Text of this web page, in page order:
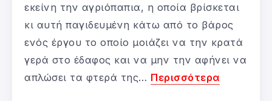
εκείνη την αγριόπαπια, η οποία βρίσκεται
κι αυτή παγιδευμένη κάτω από το βάρος
ενός έργου το οποίο μοιάζει να την κρατά
γερά στο έδαφος και να μην την αφήνει να
απλώσει τα φτερά της… Περισσότερα